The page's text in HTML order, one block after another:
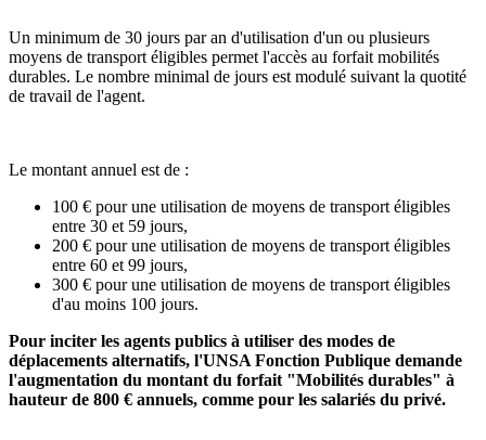
Un minimum de 30 jours par an d'utilisation d'un ou plusieurs
moyens de transport éligibles permet l'accès au forfait mobilités
durables. Le nombre minimal de jours est modulé suivant la quotité
de travail de l'agent.
Le montant annuel est de :
100 € pour une utilisation de moyens de transport éligibles
entre 30 et 59 jours,
200 € pour une utilisation de moyens de transport éligibles
entre 60 et 99 jours,
300 € pour une utilisation de moyens de transport éligibles
d'au moins 100 jours.
Pour inciter les agents publics à utiliser des modes de
déplacements alternatifs, l'UNSA Fonction Publique demande
l'augmentation du montant du forfait "Mobilités durables" à
hauteur de 800 € annuels, comme pour les salariés du privé.